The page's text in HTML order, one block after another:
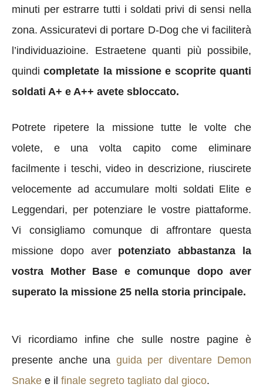
minuti per estrarre tutti i soldati privi di sensi nella
zona. Assicuratevi di portare D-Dog che vi faciliterà
l’individuazioine. Estraetene quanti più possibile,
quindi completate la missione e scoprite quanti
soldati A+ e A++ avete sbloccato.
Potrete ripetere la missione tutte le volte che
volete, e una volta capito come eliminare
facilmente i teschi, video in descrizione, riuscirete
velocemente ad accumulare molti soldati Elite e
Leggendari, per potenziare le vostre piattaforme.
Vi consigliamo comunque di affrontare questa
missione dopo aver potenziato abbastanza la
vostra Mother Base e comunque dopo aver
superato la missione 25 nella storia principale.
Vi ricordiamo infine che sulle nostre pagine è
presente anche una guida per diventare Demon
Snake e il finale segreto tagliato dal gioco.